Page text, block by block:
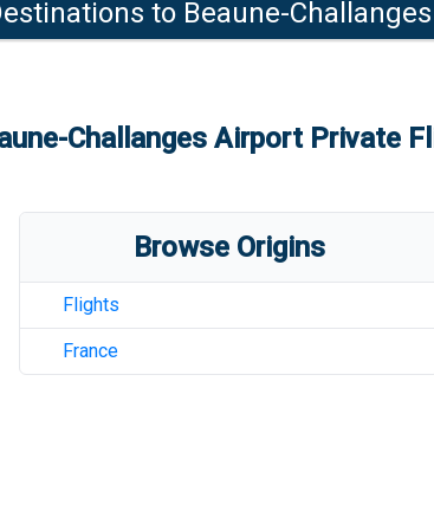
to Beaune-
Challanges AirportPrivate
Browse Origins
Flights
France